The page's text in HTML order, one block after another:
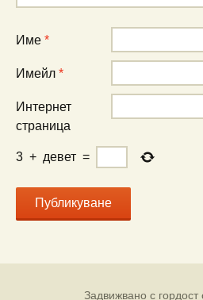
Име *
Имейл *
Интернет
страница
3 + девет =
Задвижвано с гордост